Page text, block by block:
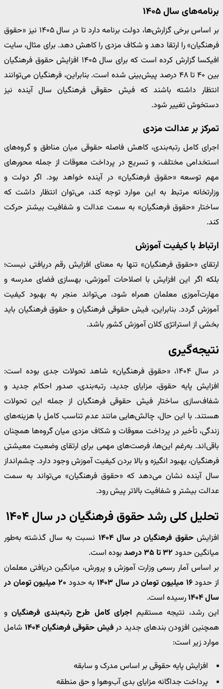
برنامه‌های سال ۱۴۰۵
بر اساس برخی گزارش‌ها، دولت برنامه دارد تا در سال ۱۴۰۵ نیز «حقوق
فرهنگیان» را ارتقا دهد و شکاف مزدی را کاهش دهد. برای مثال، سایت
افیکسا گزارش کرده است که برای سال ۱۴۰۵ افزایش حقوق فرهنگیان
بین ۴۰ تا ۴۸ درصد پیش‌بینی شده است. بنابراین، فرهنگیان می‌توانند
انتظار داشته باشند که فیش حقوقی فرهنگیان سال آینده نیز
دستخوش تغییر شود.
تمرکز بر عدالت مزدی
اجرای کامل رتبه‌بندی، کاهش فاصله حقوقی میان مناطق و گروه‌های
استخدامی مختلف، و تسریع در پرداخت معوقات از جمله محورهای
مهم توسعه «حقوق فرهنگیان» در آینده خواهد بود. اگر دولت و
وزارتخانه مرتبط به این موارد توجه کند، می‌توان انتظار داشت که
ساختار «حقوق فرهنگیان» به سمت عدالت و شفافیت بیشتر حرکت
کند.
ارتباط با کیفیت آموزش
ارتقای «حقوق فرهنگیان» تنها به معنای افزایش رقم دریافتی نیست؛
بلکه اگر این افزایش با اصلاحات آموزشی، بهسازی فضای مدرسه و
مهارت‌آموزی معلمان همراه شود، می‌تواند منجر به بهبود کیفیت
آموزش گردد. بنابراین، فیش حقوقی فرهنگیان و حقوق فرهنگیان باید
بخشی از استراتژی کلان آموزش کشور باشد.
نتیجه‌گیری
در سال ۱۴۰۴، «حقوق فرهنگیان» شاهد تحولات جدی بوده است:
افزایش پایه حقوق، مزایای جدید، رتبه‌بندی، صدور احکام جدید و
شفاف‌سازی ساختار فیش حقوقی فرهنگیان از جمله این تحولات
هستند. با این حال، چالش‌هایی مانند عدم تناسب کامل با هزینه‌های
زندگی، تأخیر در پرداخت معوقات و شکاف مزدی میان گروه‌ها همچنان
باقی‌اند. به‌رغم این‌ها، فرصت‌های مهمی برای ارتقای وضعیت معیشتی
فرهنگیان، بهبود انگیزه و بالا بردن کیفیت آموزش وجود دارد. چشم‌انداز
سال آینده نشان می‌دهد که «حقوق فرهنگیان» می‌تواند به سمت
عدالت بیشتر و شفافیت بالاتر پیش رود.
تحلیل کلی رشد حقوق فرهنگیان در سال ۱۴۰۴
افزایشحقوق فرهنگیان در سال ۱۴۰۴
نسبت به سال گذشته به‌طور
میانگین حدود ۳۲ تا ۳۵ درصد
بوده است.
بر اساس آمار رسمی وزارت آموزش و پرورش، میانگین دریافتی معلمان
از حدود۱۶ میلیون تومان در سال ۱۴۰۳ به حدود
۲۰ میلیون تومان در
سال ۱۴۰۴
رسیده است.
این رشد، نتیجه مستقیم اجرای کامل طرح رتبه‌بندی فرهنگیانو
همچنین افزودن بندهای جدید درفیش حقوقی فرهنگیان ۱۴۰۴
شامل
موارد زیر است:
افزایش پایه حقوقی بر اساس مدرک و سابقه
پرداخت جداگانه مزایای بدی آب‌وهوا و حق منطقه